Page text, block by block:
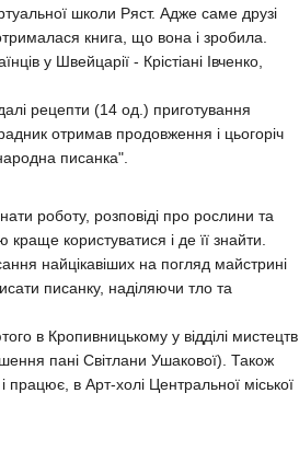
школи Ряст. Адже саме друзі
книга, що вона і зробила.
у Швейцарії - Крістіані Івченко,
рецепти (14 од.) приготування
отримав продовження і цьогоріч
писанка".
роботу, розповіді про рослини та
користуватися і де її знайти.
найцікавіших на погляд майстрині
писанку, наділяючи тло та
в Кропивницькому у відділі мистецтв
пані Світлани Ушакової). Також
в Арт-холі Центральної міської